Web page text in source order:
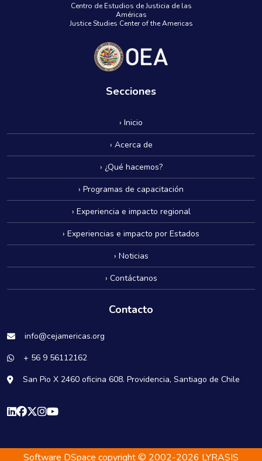
Centro de Estudios de Justicia de las
Américas
Justice Studies Center of the Americas
Secciones
› Inicio
› Acerca de
› ¿Qué hacemos?
› Programas de capacitación
› Experiencia e impacto regional
› Experiencias e impacto por Estados
› Noticias
› Contáctanos
Contacto
info@cejamericas.org
+ 56 9 56112162
San Pio X 2460 oficina 608. Providencia, Santiago de Chile
Software DSpace copyright © 2002-2026 LYRASIS